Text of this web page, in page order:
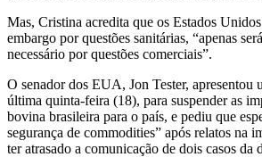
Mas, Cristina acredita que os Estados
embargo por questões sanitárias, “apenas
necessário por questões comerciais”.
O senador dos EUA, Jon Tester, apresentou
última quinta-feira (18), para suspender as
bovina brasileira para o país, e pediu que
segurança de commodities” após relatos na
ter atrasado a comunicação de dois casos da